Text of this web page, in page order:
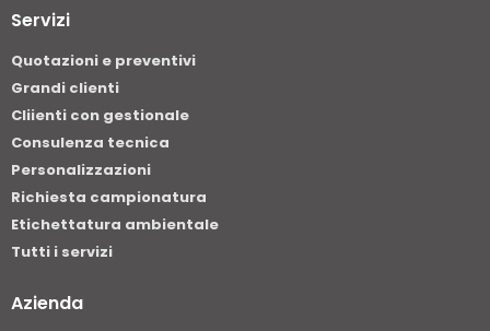
Servizi
Quotazioni e preventivi
Grandi clienti
Cliienti con gestionale
Consulenza tecnica
Personalizzazioni
Richiesta campionatura
Etichettatura ambientale
Tutti i servizi
Azienda